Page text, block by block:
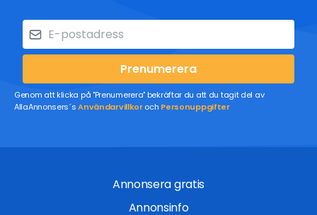
Prenumerera
Genom att klicka på "Prenumerera" bekräftar du att du tagit del av
AllaAnnonsers´sAnvändarvillkoroch Personuppgifter
Annonsera gratis
Annonsinfo